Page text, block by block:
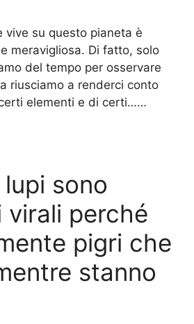
vive su questo pianeta è
meravigliosa. Di fatto, solo
del tempo per osservare
riusciamo a renderci conto
elementi e di certi……
sono
virali perché
pigri che
stanno